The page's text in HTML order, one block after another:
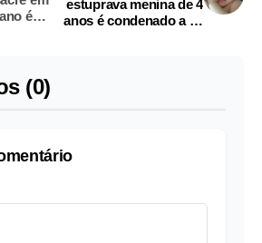
é
estuprava menina de 4
anos é condenado a 38
(0)